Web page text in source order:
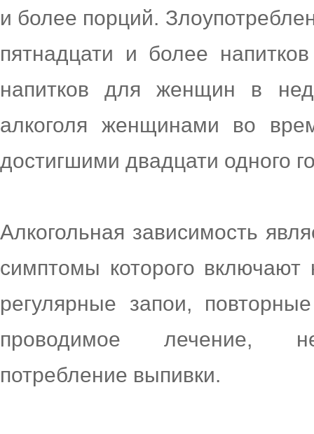
и более порций.
пятнадцати и более
напитков для женщин в
алкоголя женщинами во
достигшими двадцати одного
Алкогольная зависимость
симптомы которого включают
регулярные запои,
проводимое лечение,
потребление выпивки.